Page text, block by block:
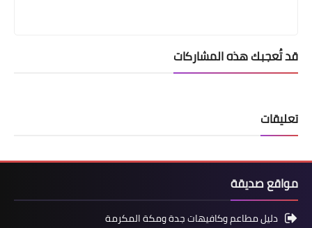
قد تُعجبك هذه المشاركات
تعليقات
مواقع صديقة
دليل مطاعم وكافيهات جدة ومكة المكرمة